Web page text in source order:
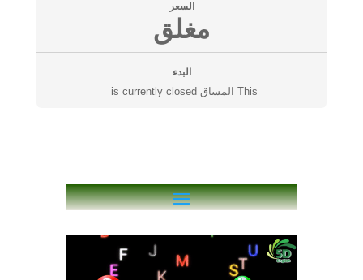
السعر
مغلق
البدء
This المساق is currently closed